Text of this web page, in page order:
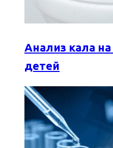
Анализ кала
детей